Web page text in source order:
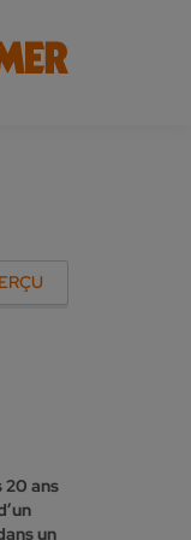
20 ans
un